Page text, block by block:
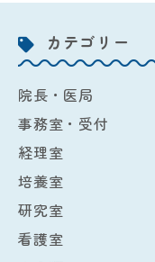
カテゴリー
院長・医局
事務室・受付
経理室
培養室
研究室
看護室